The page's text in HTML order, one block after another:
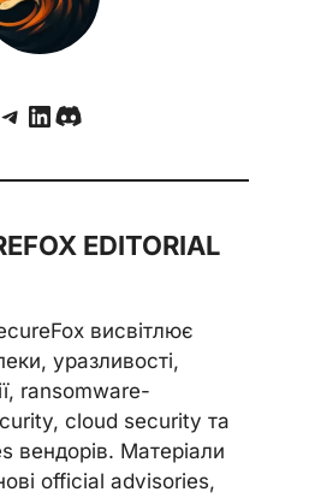
Telegram
LinkedIn
Discord
EDITORIAL
висвітлює
уразливості,
ransomware-
cloud security та
вендорів. Матеріали
official advisories,